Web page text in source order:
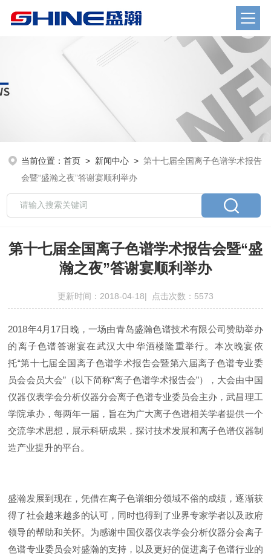
当前位置：首页 > 新闻中心 >第十七届全国离子色谱学术报告
会暨“盛瀚之夜”答谢宴顺利举办
第十七届全国离子色谱学术报告会暨“盛
瀚之夜”答谢宴顺利举办
更新时间：2018-04-18| 点击次数：5573
2018年4月17日晚，一场由青岛盛瀚色谱技术有限公司赞助举办
的离子色谱答谢宴在武汉大中华酒楼隆重举行。本次晚宴依
托“第十七届全国离子色谱学术报告会暨第六届离子色谱专业委
员会会员大会”（以下简称“离子色谱学术报告会”），大会由中国
仪器仪表学会分析仪器分会离子色谱专业委员会主办，武昌理工
学院承办，每两年一届，旨在为广大离子色谱相关学者提供一个
交流学术思想，展示科研成果，探讨技术发展和离子色谱仪器制
造产业提升的平台。
盛瀚发展到现在，凭借在离子色谱细分领域不俗的成绩，逐渐获
得了社会越来越多的认可，同时也得到了业界专家学者以及政府
领导的帮助和关怀。为感谢中国仪器仪表学会分析仪器分会离子
色谱专业委员会对盛瀚的支持，以及更好的促进离子色谱行业的